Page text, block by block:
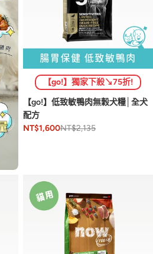
【go!】獨家下殺↘75折!
【go!】低致敏鴨肉無穀犬糧│全犬
配方
NT$1,600NT$2,135